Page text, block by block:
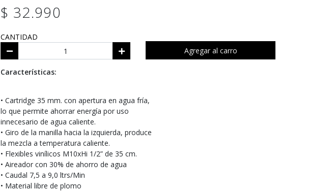
$ 32.990
CANTIDAD
Agregar al carro
Características:
• Cartridge 35 mm. con apertura en agua fría,
lo que permite ahorrar energía por uso
innecesario de agua caliente.
• Giro de la manilla hacia la izquierda, produce
la mezcla a temperatura caliente.
• Flexibles vinílicos M10xHi 1/2” de 35 cm.
• Aireador con 30% de ahorro de agua
• Caudal 7,5 a 9,0 ltrs/Min
• Material libre de plomo